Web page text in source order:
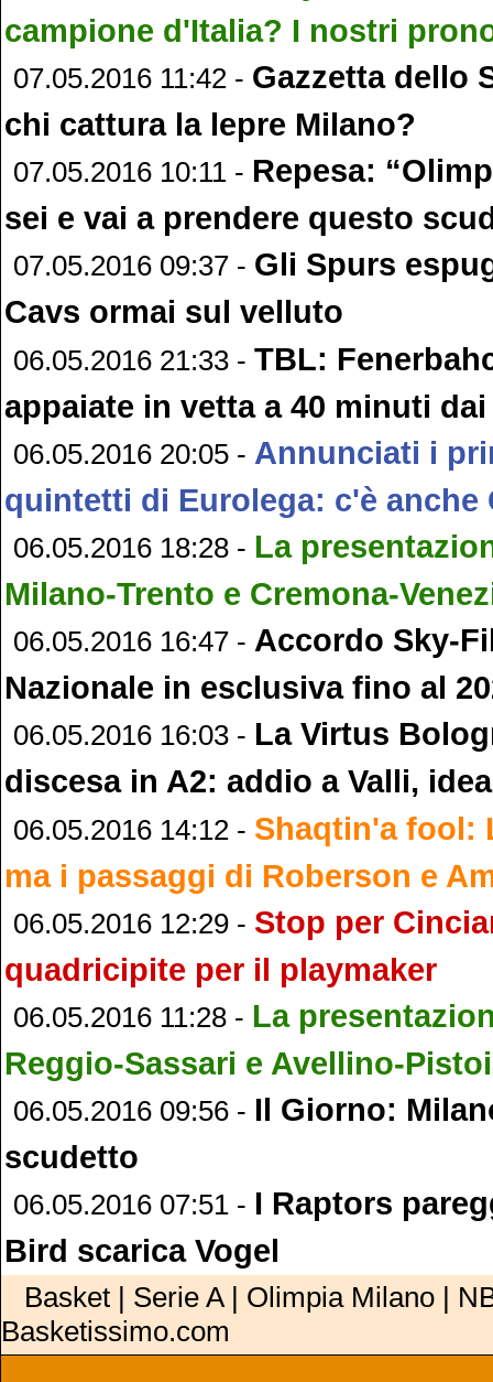
campione d'Italia? I nostri
07.05.2016 11:42 - Gazzetta dello
chi cattura la lepre Milano?
07.05.2016 10:11 - Repesa:
sei e vai a prendere questo
07.05.2016 09:37 - Gli Spurs
Cavs ormai sul velluto
06.05.2016 21:33 - TBL:
appaiate in vetta a 40 minuti
06.05.2016 20:05 - Annunciati i
quintetti di Eurolega: c'è anche
06.05.2016 18:28 - La
Milano-Trento e Cremona-
06.05.2016 16:47 - Accordo Sky-
Nazionale in esclusiva fino al
06.05.2016 16:03 - La Virtus
discesa in A2: addio a Valli,
06.05.2016 14:12 - Shaqtin'a fool:
ma i passaggi di Roberson e
06.05.2016 12:29 - Stop per
quadricipite per il playmaker
06.05.2016 11:28 - La
Reggio-Sassari e Avellino-
06.05.2016 09:56 - Il Giorno:
scudetto
06.05.2016 07:51 - I Raptors
Bird scarica Vogel
Basket | Serie A | Olimpia Milano |
Basketissimo.com